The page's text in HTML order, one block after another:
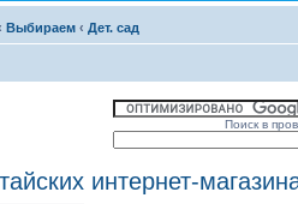
Выбираем ‹ Дет. сад
Поиск в
интернет-